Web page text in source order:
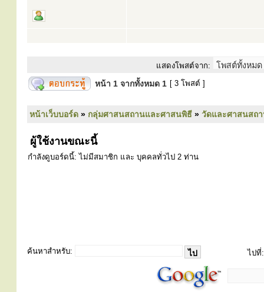
แสดงโพสต์จาก:
หน้า 1 จากทั้งหมด 1 [ 3 โพสต์ ]
หน้าเว็บบอร์ด » กลุ่มศาสนสถานและศาสนพิธี » วัดและศาสนสถ
ผู้ใช้งานขณะนี้
กำลังดูบอร์ดนี้: ไม่มีสมาชิก และ บุคคลทั่วไป 2 ท่าน
ค้นหาสำหรับ: ไปที่: